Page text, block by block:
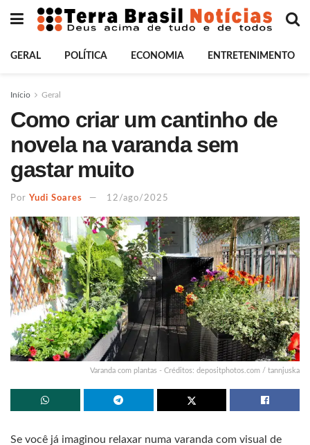
GERAL POLÍTICA ECONOMIA ENTRETENIMENTO
Início Geral
Como criar um cantinho de
novela na varanda sem
gastar muito
Por Yudi Soares 12/ago/2025
Varanda com plantas - Créditos: depositphotos.com / tannjuska
Se você já imaginou relaxar numa varanda com visual de